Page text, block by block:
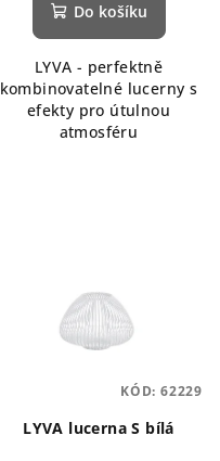
Do košíku
LYVA - perfektně
kombinovatelné lucerny s
efekty pro útulnou
atmosféru
LYVA lucerna S bílá
KÓD: 62229